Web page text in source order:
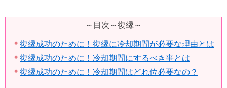
～目次～復縁～
復縁成功のために！復縁に冷却期間が必要な理由とは
復縁成功のために！冷却期間にするべき事とは
復縁成功のために！冷却期間はどれ位必要なの？